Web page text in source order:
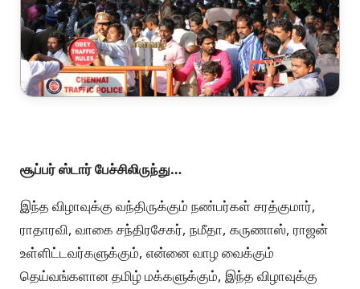
சூப்பர் ஸ்டார் பேச்சிலிருந்து…
இந்த விழாவுக்கு வந்திருக்கும் நண்பர்கள் சரத்குமார்,
ராதாரவி, வாகை சந்திரசேகர், நமீதா, கருணாஸ், ராஜன்
உள்ளிட்டவர்களுக்கும், என்னை வாழ வைக்கும்
தெய்வங்களான தமிழ் மக்களுக்கும், இந்த விழாவுக்கு